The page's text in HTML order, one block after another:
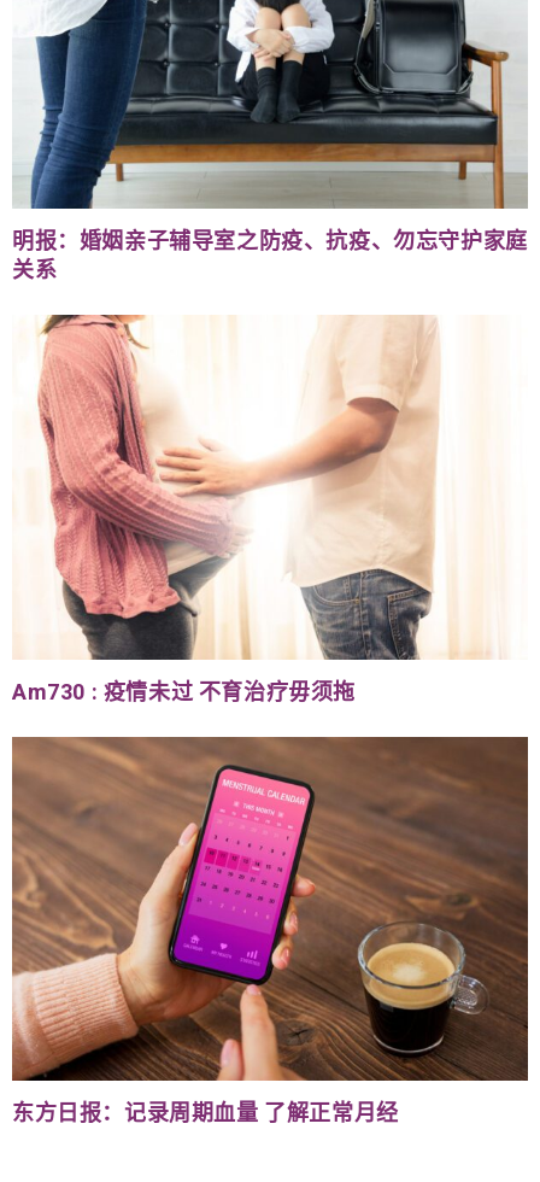
明报：婚姻亲子辅导室之防疫、抗疫、勿忘守护家庭
关系
Am730 : 疫情未过 不育治疗毋须拖
东方日报：记录周期血量 了解正常月经